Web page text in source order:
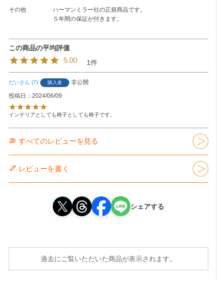
その他
ハーマンミラー社の正規商品です。
５年間の保証が付きます。
5.00 1
だい 7 購入者
非公開
投稿日
2024/06/09
インテリアとしても椅子としても椅子です。
すべてのレビューを見る
レビューを書く
シェアする
過去にご覧いただいた商品が表示されます。